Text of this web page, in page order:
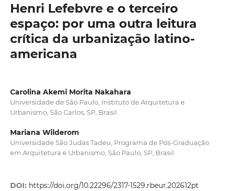
Henri Lefebvre e o terceiro
espaço: por uma outra leitura
crítica da urbanização latino-
americana
Carolina Akemi Morita Nakahara
Universidade de São Paulo, Instituto de Arquitetura e
Urbanismo, São Carlos, SP, Brasil
Mariana Wilderom
Universidade São Judas Tadeu, Programa de Pós-Graduação
em Arquitetura e Urbanismo, São Paulo, SP, Brasil
DOI: https://doi.org/10.22296/2317-1529.rbeur.202612pt